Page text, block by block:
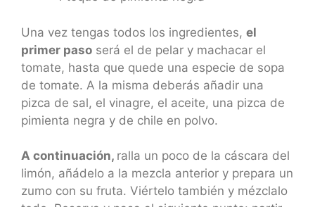
Una vez tengas todos los ingredientes, el
primer paso será el de pelar y machacar el
tomate, hasta que quede una especie de sopa
de tomate. A la misma deberás añadir una
pizca de sal, el vinagre, el aceite, una pizca de
pimienta negra y de chile en polvo.
A continuación, ralla un poco de la cáscara del
limón, añádelo a la mezcla anterior y prepara un
zumo con su fruta. Viértelo también y mézclalo